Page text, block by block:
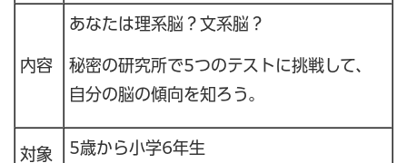
内容
あなたは理系脳？文系脳？
秘密の研究所で5つのテストに挑戦して、
自分の脳の傾向を知ろう。
対象 5歳から小学6年生